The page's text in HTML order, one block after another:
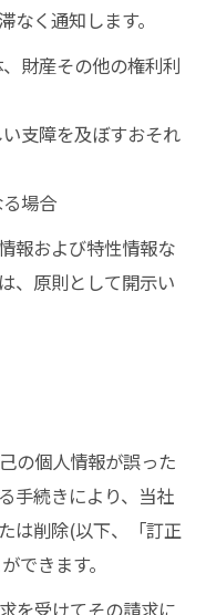
く通知します。
財産その他の権利利
支障を及ぼすおそれ
場合
報および特性情報な
、原則として開示い
の個人情報が誤った
手続きにより、当社
は削除(以下、「訂正
できます。
を受けてその請求に